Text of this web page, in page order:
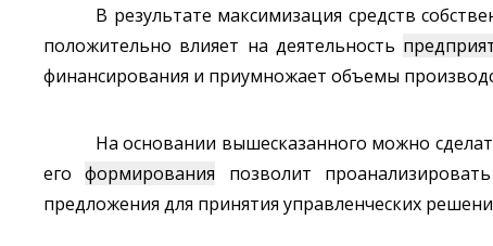
В результате максимизация средств
положительно влияет на деятельность
финансирования и приумножает объемы
На основании вышесказанного можно
егоформирования позволит
предложения для принятия управленческих